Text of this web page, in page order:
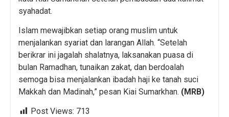
syahadat.
Islam mewajibkan setiap orang muslim untuk
menjalankan syariat dan larangan Allah. “Setelah
berikrar ini jagalah shalatnya, laksanakan puasa di
bulan Ramadhan, tunaikan zakat, dan berdoalah
semoga bisa menjalankan ibadah haji ke tanah suci
Makkah dan Madinah,” pesan Kiai Sumarkhan. (MRB)
Post Views: 713